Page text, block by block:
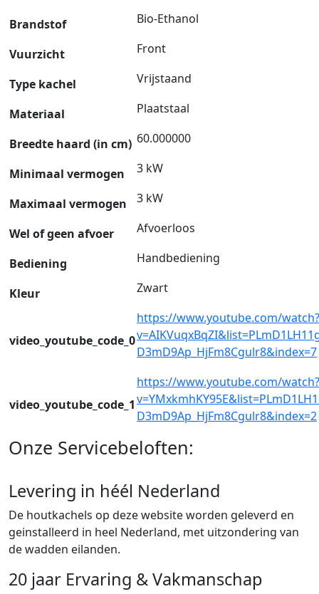
Brandstof
Bio-Ethanol
Vuurzicht Front
Type kachel Vrijstaand
Materiaal Plaatstaal
Breedte haard (in cm) 60.000000
Minimaal vermogen 3 kW
Maximaal vermogen 3 kW
Wel of geen afvoer Afvoerloos
Bediening Handbediening
Kleur Zwart
video_youtube_code_0
https://www.youtube.com/watch?
D3mD9Ap_HjFm8Cgulr8&index=7
video_youtube_code_1
https://www.youtube.com/watch?
D3mD9Ap_HjFm8Cgulr8&index=2
Onze Servicebeloften:
Levering in héél Nederland
De houtkachels op deze website worden geleverd en
geinstalleerd in heel Nederland, met uitzondering van
de wadden eilanden.
20 jaar Ervaring & Vakmanschap